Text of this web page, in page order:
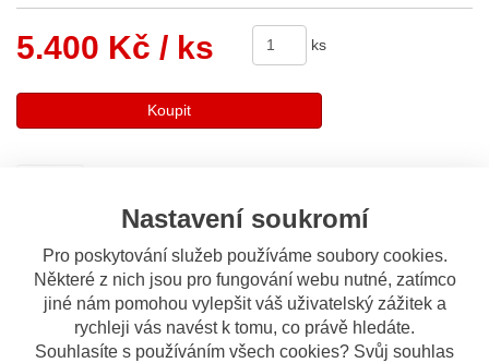
Nastavení soukromí
Pro poskytování služeb používáme soubory cookies.
Některé z nich jsou pro fungování webu nutné, zatímco
jiné nám pomohou vylepšit váš uživatelský zážitek a
rychleji vás navést k tomu, co právě hledáte.
Souhlasíte s používáním všech cookies? Svůj souhlas
5.400 Kč / ks ks
Koupit
Popis Odeslat dotaz
Popis výrobku
Zadní blatníček, černý lesklý